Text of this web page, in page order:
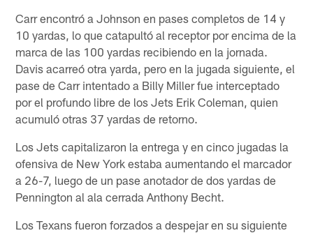
Carr encontró a Johnson en pases completos de 14 y
10 yardas, lo que catapultó al receptor por encima de la
marca de las 100 yardas recibiendo en la jornada.
Davis acarreó otra yarda, pero en la jugada siguiente, el
pase de Carr intentado a Billy Miller fue interceptado
por el profundo libre de los Jets Erik Coleman, quien
acumuló otras 37 yardas de retorno.
Los Jets capitalizaron la entrega y en cinco jugadas la
ofensiva de New York estaba aumentando el marcador
a 26-7, luego de un pase anotador de dos yardas de
Pennington al ala cerrada Anthony Becht.
Los Texans fueron forzados a despejar en su siguiente